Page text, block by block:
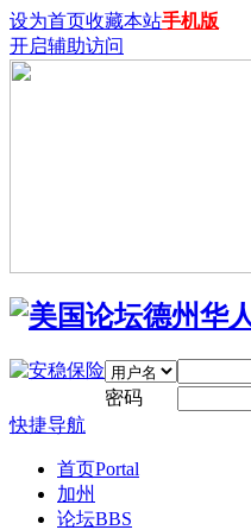
设为首页收藏本站手机版
开启辅助访问
密码
快捷导航
首页Portal
加州
论坛BBS